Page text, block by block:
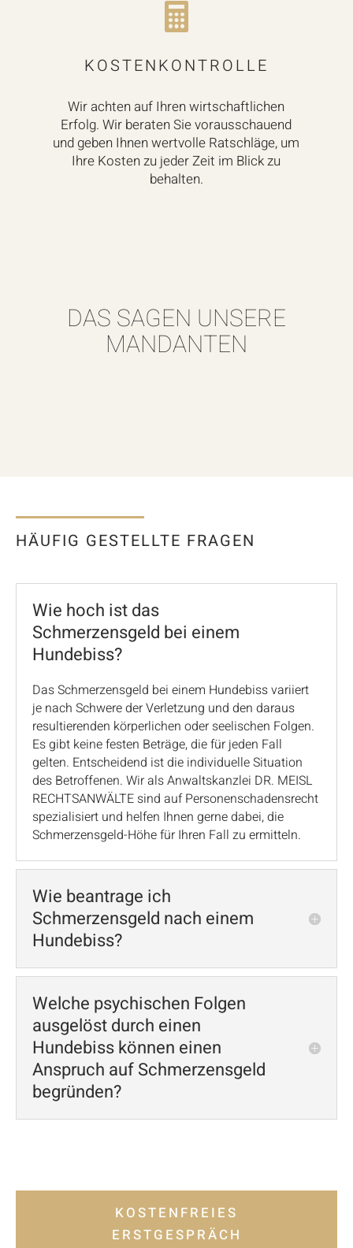

KOSTENKONTROLLE
Wir achten auf Ihren wirtschaftlichen
Erfolg. Wir beraten Sie vorausschauend
und geben Ihnen wertvolle Ratschläge, um
Ihre Kosten zu jeder Zeit im Blick zu
behalten.
DAS SAGEN UNSERE
MANDANTEN
HÄUFIG GESTELLTE FRAGEN
Wie hoch ist das
Schmerzensgeld bei einem
Hundebiss?
Das Schmerzensgeld bei einem Hundebiss variiert
je nach Schwere der Verletzung und den daraus
resultierenden körperlichen oder seelischen Folgen.
Es gibt keine festen Beträge, die für jeden Fall
gelten. Entscheidend ist die individuelle Situation
des Betroffenen. Wir als Anwaltskanzlei DR. MEISL
RECHTSANWÄLTE sind auf Personenschadensrecht
spezialisiert und helfen Ihnen gerne dabei, die
Schmerzensgeld-Höhe für Ihren Fall zu ermitteln.
Wie beantrage ich
Schmerzensgeld nach einem
Hundebiss?
Welche psychischen Folgen
ausgelöst durch einen
Hundebiss können einen
Anspruch auf Schmerzensgeld
begründen?
KOSTENFREIES
ERSTGESPRÄCH